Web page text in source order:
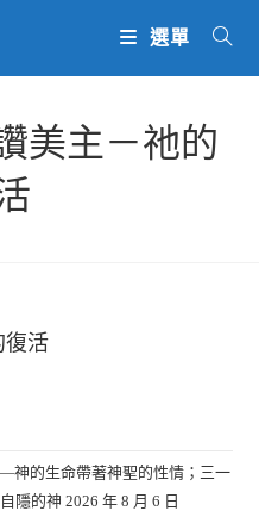
選單
美主－祂的
復活
神的生命帶著神聖的性情；三一
隱的神 2026 年 8 月 6 日